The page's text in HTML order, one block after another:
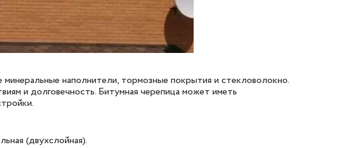
минеральные наполнители, тормозные покрытия и стекловолокно.
и долговечность. Битумная черепица может иметь
(двухслойная).